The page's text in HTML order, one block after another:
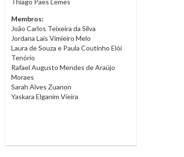
Thiago Paes Lemes
Membros:
João Carlos Teixeira da Silva
Jordana Laís Vimieiro Melo
Laura de Souza e Paula Coutinho Elói
Tenório
Rafael Augusto Mendes de Araújo
Moraes
Sarah Alves Zuanon
Yaskara Elganim Vieira